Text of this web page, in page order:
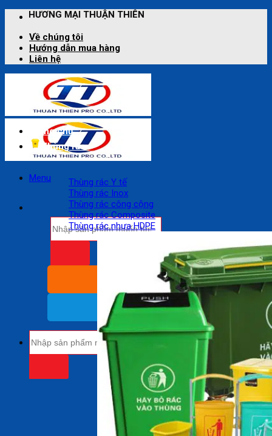
dung
THIÊN
Về chúng tôi
Hướng dẫn mua hàng
Liên hệ
Menu
kiếm:
BÁO GIÁ SỈ
(Nhận báo giá sỉ)
18009485
(Miễn cước cuộc gọi)
kiếm:
Trang chủ
Thùng rác
Thùng rác Y tế
Thùng rác Inox
Thùng rác công cộng
Thùng rác Composite
Thùng rác nhựa HDPE